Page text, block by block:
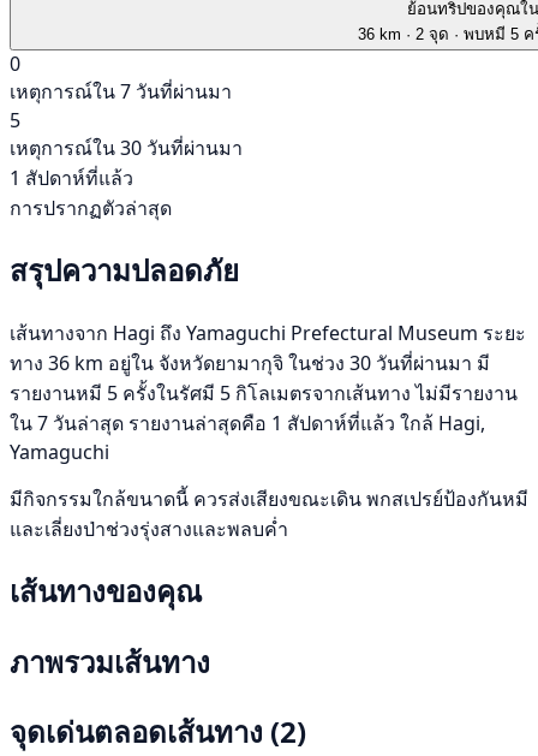
ย้อนทริปของคุณใ
36 km · 2 จุด · พบหมี 5
0
เหตุการณ์ใน 7 วันที่ผ่านมา
5
เหตุการณ์ใน 30 วันที่ผ่านมา
1 สัปดาห์ที่แล้ว
การปรากฏตัวล่าสุด
สรุปความปลอดภัย
เส้นทางจาก Hagi ถึง Yamaguchi Prefectural Museum ระยะ
ทาง 36 km อยู่ใน จังหวัดยามากุจิ ในช่วง 30 วันที่ผ่านมา มี
รายงานหมี 5 ครั้งในรัศมี 5 กิโลเมตรจากเส้นทาง ไม่มีรายงาน
ใน 7 วันล่าสุด รายงานล่าสุดคือ 1 สัปดาห์ที่แล้ว ใกล้ Hagi,
Yamaguchi
มีกิจกรรมใกล้ขนาดนี้ ควรส่งเสียงขณะเดิน พกสเปรย์ป้องกันหมี
และเลี่ยงป่าช่วงรุ่งสางและพลบค่ำ
เส้นทางของคุณ
ภาพรวมเส้นทาง
จุดเด่นตลอดเส้นทาง (2)